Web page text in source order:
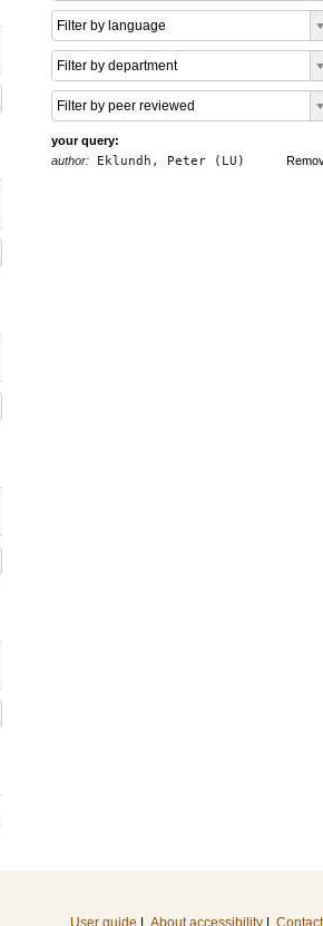
Filter by language
Filter by department
Filter by peer reviewed
your query:
author: Eklundh, Peter (LU)
User guide About accessibility Contact